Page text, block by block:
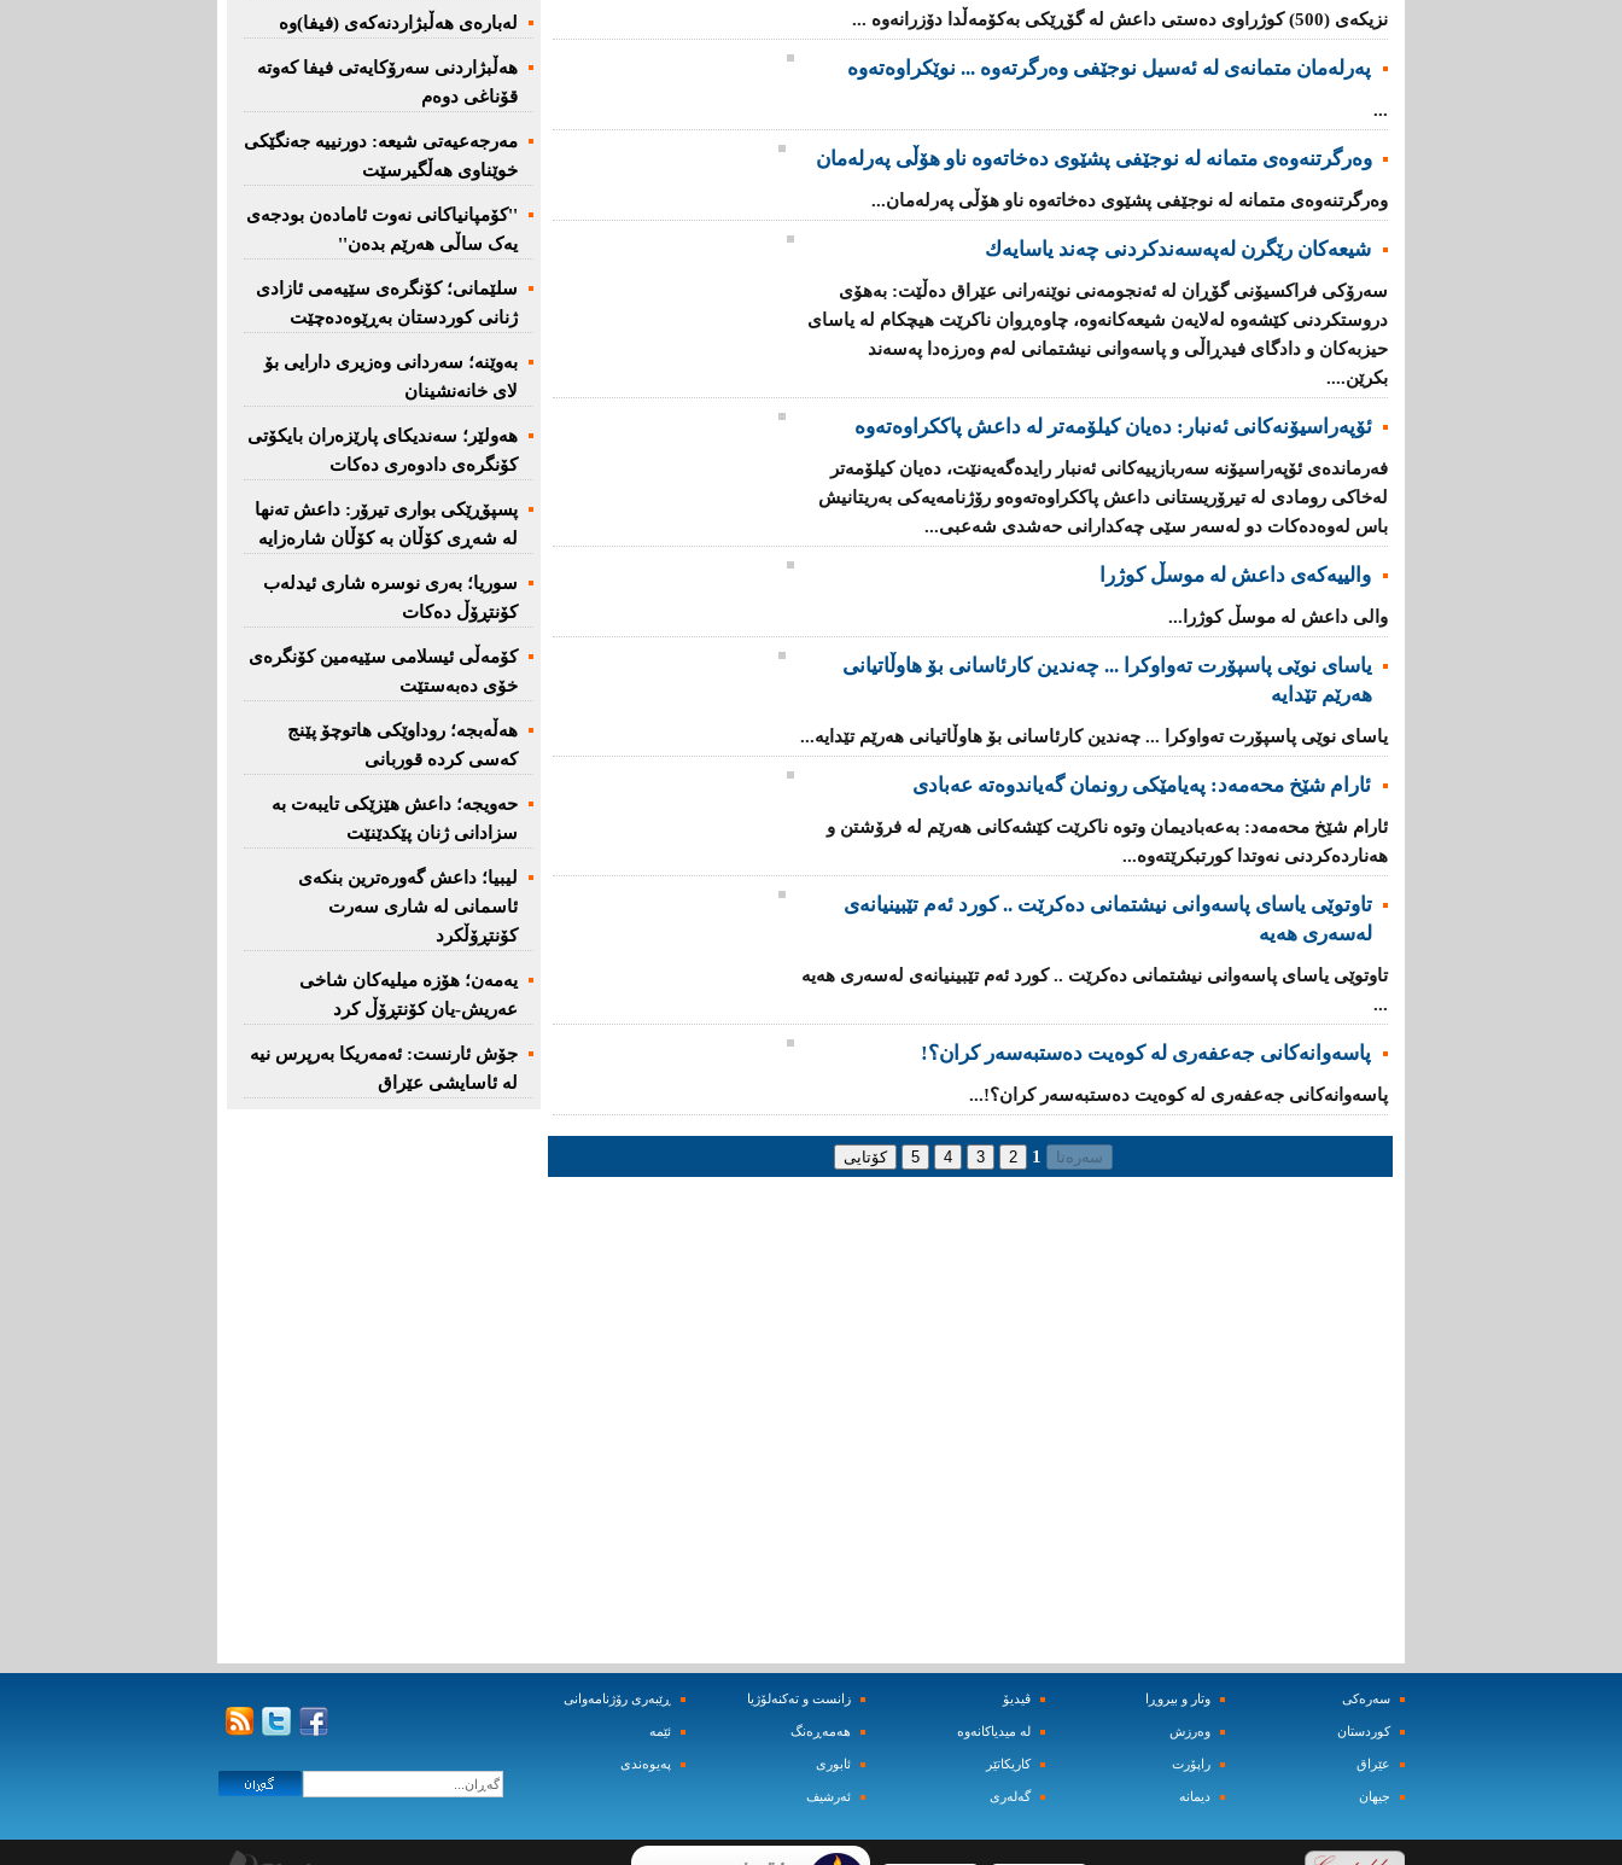
نزیکەى (500) کوژراوى دەستى داعش لە گۆڕێکی بەکۆمەڵدا دۆزرانەوە ...
پەرلەمان متمانەی لە ئەسیل نوجێفی وەرگرتەوە ... نوێکراوەتەوە
...
وەرگرتنەوەی متمانە لە نوجێفی پشێوی دەخاتەوە ناو هۆڵی پەرلەمان
وەرگرتنەوەی متمانە لە نوجێفی پشێوی دەخاتەوە ناو هۆڵی پەرلەمان...
شیعه‌كان رێگرن له‌په‌سه‌ندكردنی چه‌ند یاسایه‌ك
سه‌رۆكی فراكسیۆنی گۆڕان له‌ ئه‌نجومه‌نی نوێنه‌رانی عێراق ده‌ڵێت: به‌هۆی
دروستكردنی كێشه‌وه‌ له‌لایه‌ن شیعه‌كانه‌وه‌، چاوه‌ڕوان ناكرێت هیچكام له‌ یاسای
حیزبه‌كان و دادگای فیدڕاڵی و پاسه‌وانی نیشتمانی له‌م وه‌رزه‌دا په‌سه‌ند
بكرێن....
ئۆپه‌راسیۆنه‌‌كانی ئه‌نبار: ده‌یان كیلۆمه‌تر له‌ داعش پاككراوه‌ته‌وه‌
فه‌رمانده‌ی ئۆپه‌راسیۆنه‌ سه‌ربازییه‌كانی ئه‌نبار رایدەگەیەنێت، ده‌یان كیلۆمه‌تر
له‌خاكی رومادی له‌ تیرۆریستانی داعش پاككراوه‌ته‌وه‌و رۆژنامه‌یه‌كی به‌ریتانیش
باس له‌وه‌ده‌كات دو له‌سه‌ر سێی چه‌كدارانی حه‌شدی شه‌عبی...
والییەکەی داعش لە موسڵ كوژرا
والی داعش لە موسڵ كوژرا...
یاسای نوێی پاسپۆرت تەواوکرا ... چەندین کارئاسانی بۆ هاوڵاتیانی
هەرێم تێدایە
یاسای نوێی پاسپۆرت تەواوکرا ... چەندین کارئاسانی بۆ هاوڵاتیانی هەرێم تێدایە...
ئارام شێخ محەمەد: پەیامێکی رونمان گەیاندوەتە عەبادی
ئارام شێخ محەمەد: بەعەبادیمان وتوە ناکرێت كێشه‌كانی‌ هه‌رێم له فرۆشتن و
هه‌نارده‌كردنی‌ نه‌وتدا كورتبکرێته‌وه...
تاوتوێى یاسای پاسەوانی نیشتمانی دەکرێت .. کورد ئەم تێبینیانەى
لەسەرى هەیە
تاوتوێى یاسای پاسەوانی نیشتمانی دەکرێت .. کورد ئەم تێبینیانەى لەسەرى هەیە
...
پاسەوانەکانی جەعفەری لە کوەیت دەستبەسەر کران؟!
پاسەوانەکانی جەعفەری لە کوەیت دەستبەسەر کران؟!...
1
لەبارەی هەڵبژاردنەكەی (فیفا)وە
هەڵبژاردنی سەرۆكایەتی فیفا كەوتە
قۆناغی دوەم
مەرجەعیەتی شیعە: دورنییە جەنگێكی
خوێناوی هەڵگیرسێت
''کۆمپانیاکانی نەوت ئامادەن بودجەی
یەک ساڵی هەرێم بدەن''
سلێمانی؛ كۆنگرەی سێیەمی ئازادی
ژنانی كوردستان بەڕێوەدەچێت
بەوێنە؛ سەردانی وەزیری دارایی بۆ
لای خانەنشینان
هەولێر؛ سەندیكای پارێزەران بایكۆتی
كۆنگرەی دادوەری دەكات
پسپۆڕێكی بواری تیرۆر: داعش تەنها
لە شەڕی كۆڵان بە كۆڵان شارەزایە
سوریا؛ بەری نوسرە شاری ئیدلەب
كۆنتڕۆڵ دەكات
كۆمەڵی ئیسلامی سێیەمین كۆنگرەی
خۆی دەبەستێت
هەڵەبجە؛ روداوێکی هاتوچۆ پێنج
کەسی کردە قوربانی
حەویجە؛ داعش هێزێكی تایبەت بە
سزادانی ژنان پێكدێنێت
لیبیا؛ داعش گەورەترین بنكەی
ئاسمانی لە شاری سەرت
کۆنتڕۆڵکرد
یەمەن؛ هۆزە میلیەكان شاخی
عەریش-یان كۆنتڕۆڵ كرد
جۆش ئارنست: ئەمەریكا بەرپرس نیە
لە ئاسایشی عێراق
سه‌ره‌کی
کوردستان
عێراق
جیهان
وتار و بیروڕا
وه‌رزش‌
راپۆرت
دیمانه‌
ڤیدیۆ
له‌ میدیاکانه‌وه‌
کاریکاتێر
گه‌له‌ری
زانست و ته‌کنه‌لۆژیا
هه‌مه‌ڕه‌نگ
ئابوری
ئه‌رشیف
ڕێبه‌ری رۆژنامه‌وانی
ئێمه‌
په‌یوه‌ندی